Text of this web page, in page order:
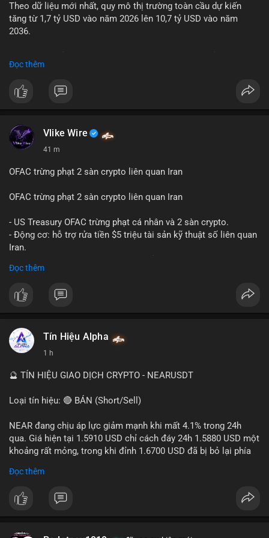
Lời khuyên: Nhà đầu tư nhỏ lẻ nên quan sát thêm 2-4 giờ sau
khi giao dịch được xác nhận, tránh hành động theo cảm xúc.
ưu tiên quản trị rủi ro trong giai đoạn biến động mạnh.
#btcmempool65k
Theo dữ liệu mới nhất, quy mô thị trường toàn cầu dự kiến
tăng từ 1,7 tỷ USD vào năm 2026 lên 10,7 tỷ USD vào năm
2036.
hàng năm (CAGR) ấn tượng lên tới 20,2%.
Điều gì đang thúc đẩy sự tăng trưởng vượt bậc này? Hãy cùng
theo dõi các phân tích chuyên sâu về xu hướng công nghệ và
Đọc thêm
Vlike Wire
41 m
OFAC trừng phạt 2 sàn crypto liên quan Iran
OFAC trừng phạt 2 sàn crypto liên quan Iran
- US Treasury OFAC trừng phạt cá nhân và 2 sàn crypto.
- Động cơ: hỗ trợ rửa tiền $5 triệu tài sản kỹ thuật số liên quan
Iran.
- Tác động: rủi ro cho thị trường crypto, tăng áp lực pháp lý.
#binancesquare
#vlikevn #titanbot
📰 Nguồn: Cointelegraph
Đọc thêm
Tín Hiệu Alpha
1 h
🔮 TÍN HIỆU GIAO DỊCH CRYPTO - NEARUSDT
Loại tín hiệu: 🔴 BÁN (Short/Sell)
NEAR đang chịu áp lực giảm mạnh khi mất 4.1% trong 24h
qua. Giá hiện tại 1.5910 USD chỉ cách đáy 24h 1.5880 USD một
khoảng rất mỏng, trong khi đỉnh 1.6700 USD đã bị bỏ lại phía
kiểm soát hoàn toàn. Khối lượng giao dịch 10.29 triệu NEAR
tiếp diễn.
Đọc thêm